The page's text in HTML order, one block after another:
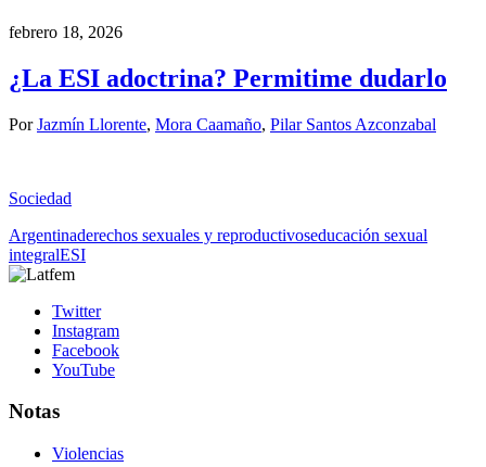
febrero 18, 2026
¿La ESI adoctrina? Permitime dudarlo
PorJazmín Llorente, Mora Caamaño, Pilar Santos Azconzabal
Sociedad
Argentinaderechos sexuales y reproductivoseducación sexual
integralESI
Twitter
Instagram
Facebook
YouTube
Notas
Violencias